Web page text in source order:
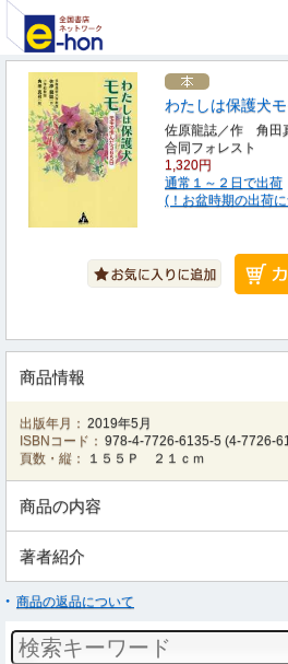
わたしは保護犬
佐原龍誌／作 角田
合同フォレスト
1,320円
通常１～２日で出荷
(！お盆時期の出荷
商品情報
出版年月： 2019年5月
ISBNコード： 978-4-7726-6135-5 (4-7726-
頁数・縦：
１５５Ｐ ２１ｃｍ
商品の内容
著者紹介
商品の返品について